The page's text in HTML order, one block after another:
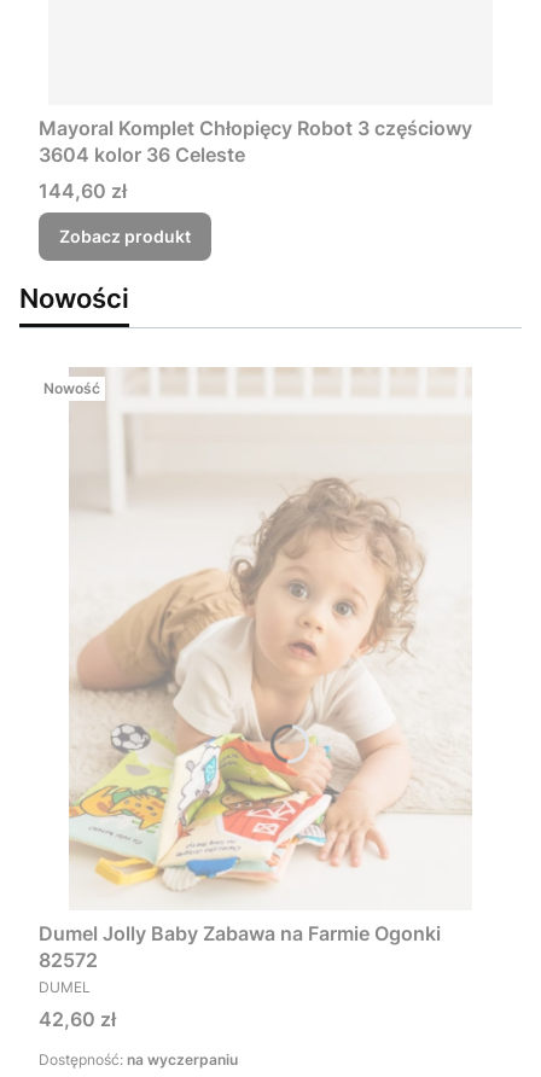
Mayoral Komplet Chłopięcy Robot 3 częściowy
3604 kolor 36 Celeste
Cena
144,60 zł
Zobacz produkt
Nowości
Nowość
Dumel Jolly Baby Zabawa na Farmie Ogonki
82572
PRODUCENT
DUMEL
Cena
42,60 zł
Dostępność: na wyczerpaniu